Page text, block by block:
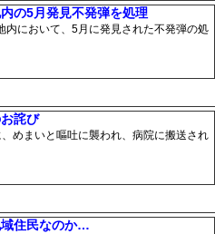
の5月発見不発弾を処理
内において、5月に発見された不発弾の処
詫び
めまいと嘔吐に襲われ、病院に搬送され
住民なのか…